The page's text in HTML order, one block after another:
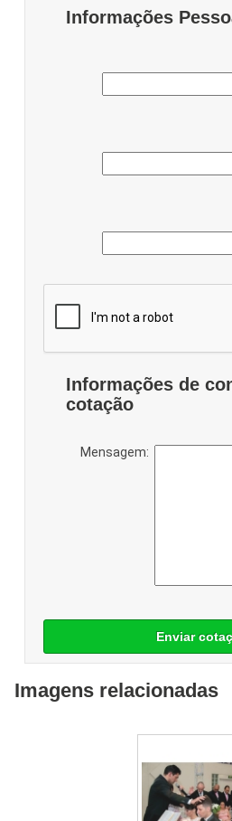
Informações
Informações de
cotação
Mensagem:
Enviar
Imagens relacionadas